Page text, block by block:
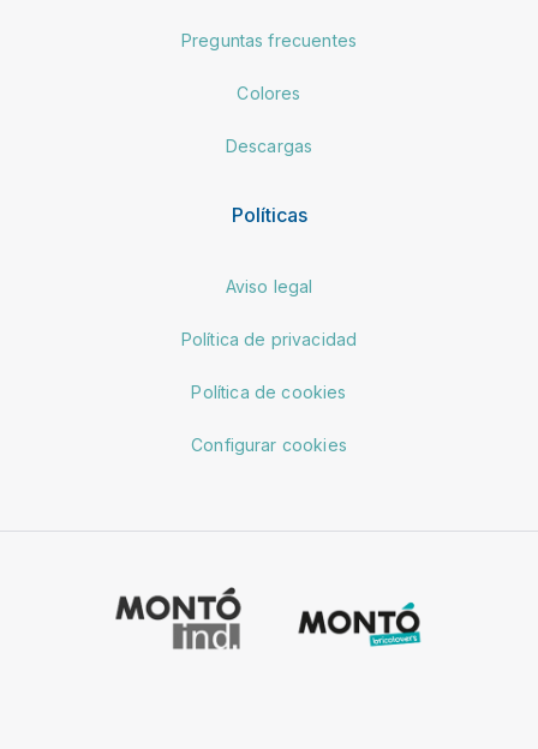
Preguntas frecuentes
Colores
Descargas
Políticas
Aviso legal
Política de privacidad
Política de cookies
Configurar cookies